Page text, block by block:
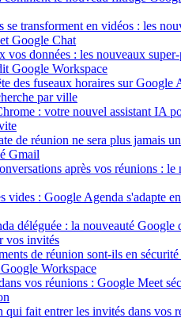
se transforment en vidéos : les
Google Chat
vos données : les nouveaux
Google Workspace
des fuseaux horaires sur Google
par ville
: votre nouvel assistant IA
de réunion ne sera plus jamais
Gmail
après vos réunions : le
vides : Google Agenda s'adapte
déléguée : la nouveauté Google
vos invités
de réunion sont-ils en
Workspace
vos réunions : Google Meet
qui fait entrer les invités dans vos